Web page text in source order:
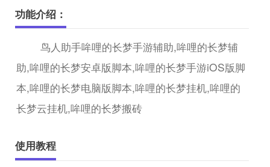
页
功能介绍：
鸟人助手哞哩的长梦手游辅助,哞哩的长梦辅
助,哞哩的长梦安卓版脚本,哞哩的长梦手游iOS版脚
本,哞哩的长梦电脑版脚本,哞哩的长梦挂机,哞哩的
长梦云挂机,哞哩的长梦搬砖
使用教程